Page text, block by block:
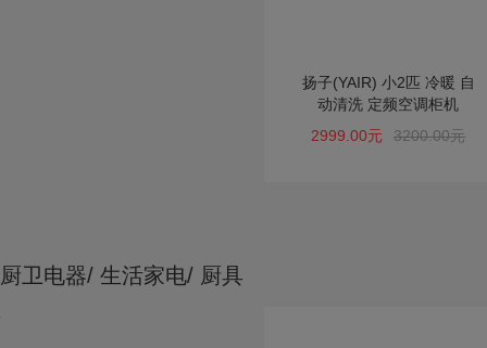
扬子(YAIR) 小2匹 冷暖 自
动清洗 定频空调柜机
2999.00元
3200.00元
厨卫电器/ 生活家电/ 厨具